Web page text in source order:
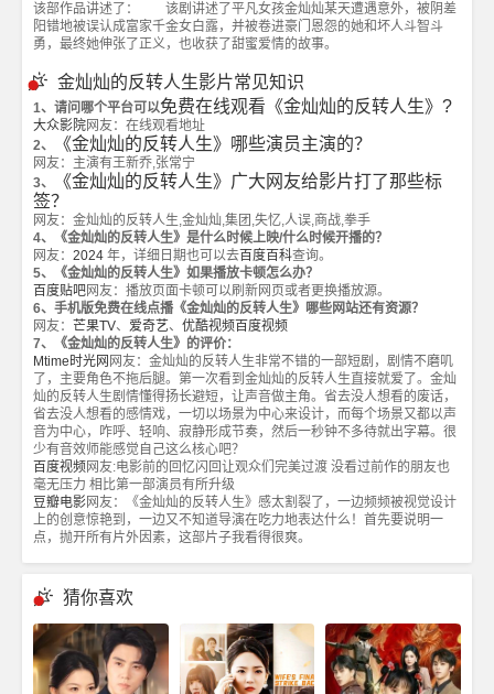
该部作品讲述了： 该剧讲述了平凡女孩金灿灿某天遭遇意外，被阴差
阳错地被误认成富家千金女白露，并被卷进豪门恩怨的她和坏人斗智斗
勇，最终她伸张了正义，也收获了甜蜜爱情的故事。
金灿灿的反转人生影片常见知识
1、请问哪个平台可以免费在线观看《金灿灿的反转人生》?
大众影院网友：在线观看地址
2、
《金灿灿的反转人生》哪些演员主演的？
网友：主演有王新乔,张常宁
3、
《金灿灿的反转人生》广大网友给影片打了那些标
签？
网友：金灿灿的反转人生,金灿灿,集团,失忆,人误,商战,拳手
4、《金灿灿的反转人生》是什么时候上映/什么时候开播的？
网友： 2024 年，详细日期也可以去百度百科查询。
5、《金灿灿的反转人生》如果播放卡顿怎么办？
百度贴吧网友：播放页面卡顿可以刷新网页或者更换播放源。
6、手机版免费在线点播《金灿灿的反转人生》哪些网站还有资源？
网友： 芒果TV、 爱奇艺、 优酷视频 百度视频
7、《金灿灿的反转人生》的评价：
Mtime时光网 网友：金灿灿的反转人生非常不错的一部短剧，剧情不磨叽
了，主要角色不拖后腿。第一次看到金灿灿的反转人生直接就爱了。金灿
灿的反转人生剧情懂得扬长避短，让声音做主角。省去没人想看的废话，
省去没人想看的感情戏，一切以场景为中心来设计，而每个场景又都以声
音为中心，咋呼、轻响、寂静形成节奏，然后一秒钟不多待就出字幕。很
少有音效师能感觉自己这么核心吧？
百度视频 网友:电影前的回忆闪回让观众们完美过渡 没看过前作的朋友也
毫无压力 相比第一部演员有所升级
豆瓣电影网友：《金灿灿的反转人生》感太割裂了，一边频频被视觉设计
上的创意惊艳到，一边又不知道导演在吃力地表达什么！首先要说明一
点，抛开所有片外因素，这部片子我看得很爽。
猜你喜欢